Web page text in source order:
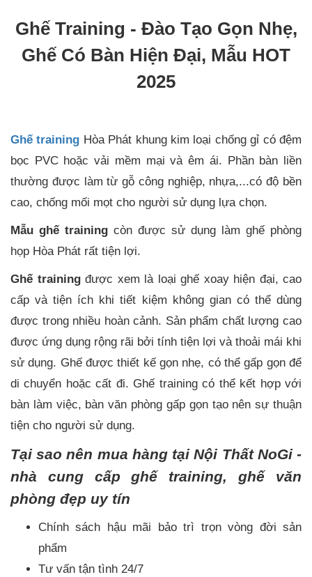
Ghế Training - Đào Tạo Gọn Nhẹ,
Ghế Có Bàn Hiện Đại, Mẫu HOT
2025
Ghế training Hòa Phát khung kim loại chống gỉ có đệm
bọc PVC hoặc vải mềm mại và êm ái. Phần bàn liền
thường được làm từ gỗ công nghiệp, nhựa,...có độ bền
cao, chống mối mọt cho người sử dụng lựa chọn.
Mẫu ghế training còn được sử dụng làm ghế phòng
họp Hòa Phát rất tiện lợi.
Ghế trainingđược xem là loại ghế xoay hiện đại, cao
cấp và tiện ích khi tiết kiệm không gian có thể dùng
được trong nhiều hoàn cảnh. Sản phẩm chất lượng cao
được ứng dụng rộng rãi bởi tính tiện lợi và thoải mái khi
sử dụng. Ghế được thiết kế gọn nhẹ, có thể gấp gọn để
di chuyển hoặc cất đi. Ghế training có thể kết hợp với
bàn làm việc, bàn văn phòng gấp gọn tạo nên sự thuận
tiện cho người sử dụng.
Tại sao nên mua hàng tại Nội Thất NoGi -
nhà cung cấp ghế training, ghế văn
phòng đẹp uy tín
Chính sách hậu mãi bảo trì trọn vòng đời sản
phẩm
Tư vấn tận tình 24/7